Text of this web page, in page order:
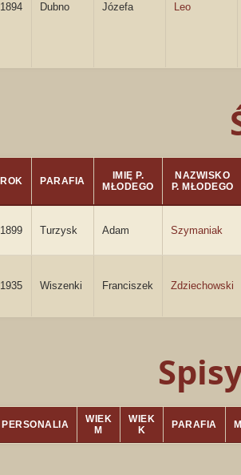
1894 Dubno Józefa Leo
ROK PARAFIA
IMIĘ P.
MŁODEGO
NAZWISKO
P. MŁODEGO
1899 Turzysk Adam Szymaniak
1935 Wiszenki Franciszek Zdziechowski
PERSONALIA
WIEK
M
WIEK
K
PARAFIA